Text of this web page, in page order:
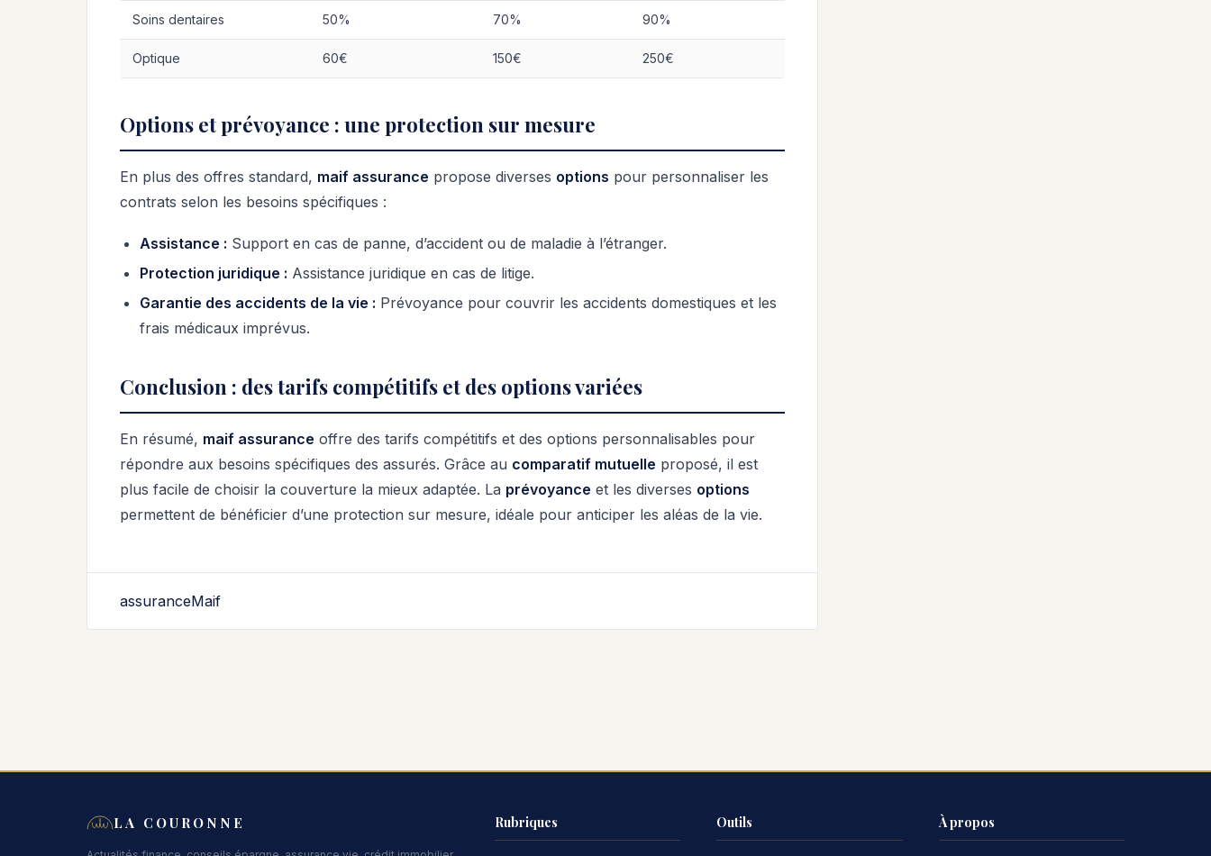
Soins dentaires 50% 70% 90%
Optique 60€ 150€ 250€
Options et prévoyance : une protection sur mesure
En plus des offres standard, maif assurance propose diverses options pour personnaliser les
contrats selon les besoins spécifiques :
Assistance : Support en cas de panne, d’accident ou de maladie à l’étranger.
Protection juridique : Assistance juridique en cas de litige.
Garantie des accidents de la vie : Prévoyance pour couvrir les accidents domestiques et les
frais médicaux imprévus.
Conclusion : des tarifs compétitifs et des options variées
En résumé, maif assurance offre des tarifs compétitifs et des options personnalisables pour
répondre aux besoins spécifiques des assurés. Grâce au comparatif mutuelle proposé, il est
plus facile de choisir la couverture la mieux adaptée. La prévoyance et les diverses options
permettent de bénéficier d’une protection sur mesure, idéale pour anticiper les aléas de la vie.
assuranceMaif
LA COURONNE Rubriques Outils À propos